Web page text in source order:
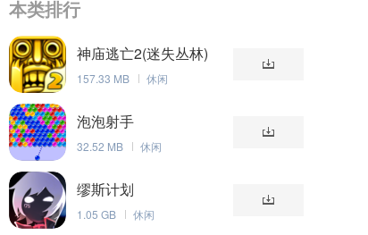
本类排行
神庙逃亡2(迷失丛林)
157.33 MB 休闲
泡泡射手
32.52 MB 休闲
缪斯计划
1.05 GB 休闲